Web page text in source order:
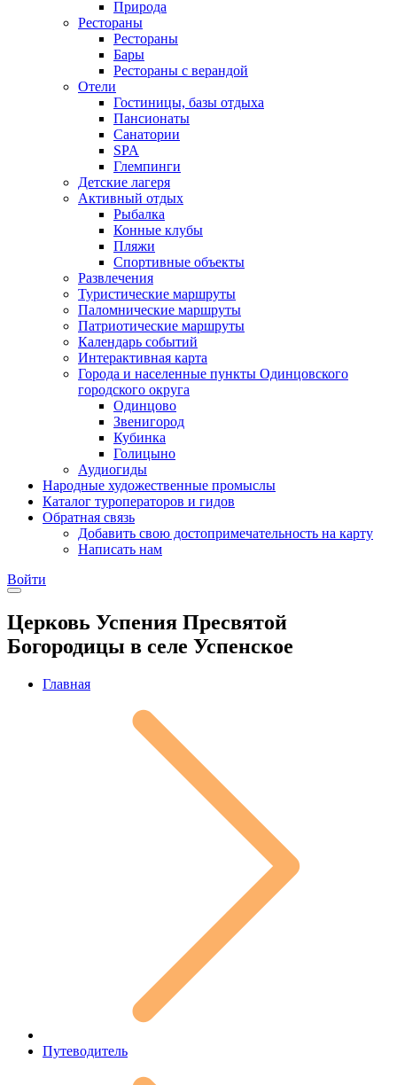
Природа
Рестораны
Рестораны
Бары
Рестораны с верандой
Отели
Гостиницы, базы отдыха
Пансионаты
Санатории
SPA
Глемпинги
Детские лагеря
Активный отдых
Рыбалка
Конные клубы
Пляжи
Спортивные объекты
Развлечения
Туристические маршруты
Паломнические маршруты
Патриотические маршруты
Календарь событий
Интерактивная карта
Города и населенные пункты Одинцовского
городского округа
Одинцово
Звенигород
Кубинка
Голицыно
Аудиогиды
Народные художественные промыслы
Каталог туроператоров и гидов
Обратная связь
Добавить свою достопримечательность на карту
Написать нам
Войти
Церковь Успения Пресвятой
Богородицы в селе Успенское
Главная
Путеводитель